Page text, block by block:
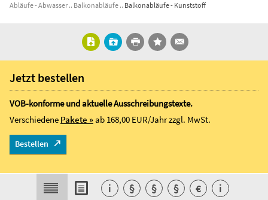
Abläufe - Abwasser
Balkonabläufe Balkonabläufe - Kunststoff
Jetzt bestellen
VOB-konforme und aktuelle Ausschreibungstexte.
Verschiedene Pakete »ab 168,00 EUR/Jahrzzgl. MwSt.
Bestellen
i § § § € i